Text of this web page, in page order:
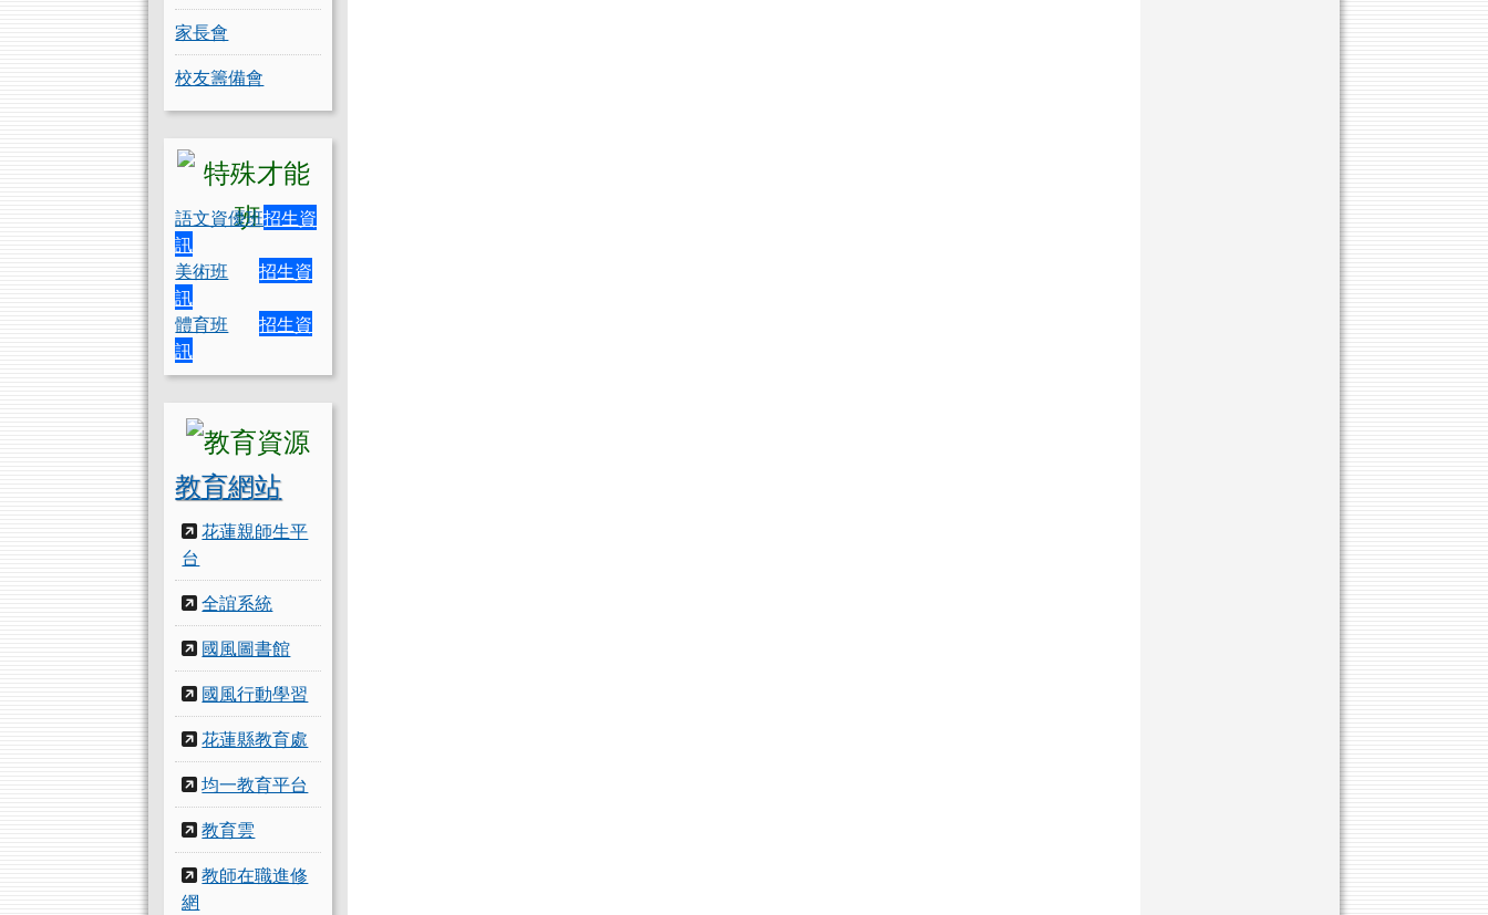
家長會
校友籌備會
語文資優班招生資
訊
美術班
招生資
訊
體育班
招生資
訊
教育網站
花蓮親師生平
台
全誼系統
國風圖書館
國風行動學習
花蓮縣教育處
均一教育平台
教育雲
教師在職進修
網